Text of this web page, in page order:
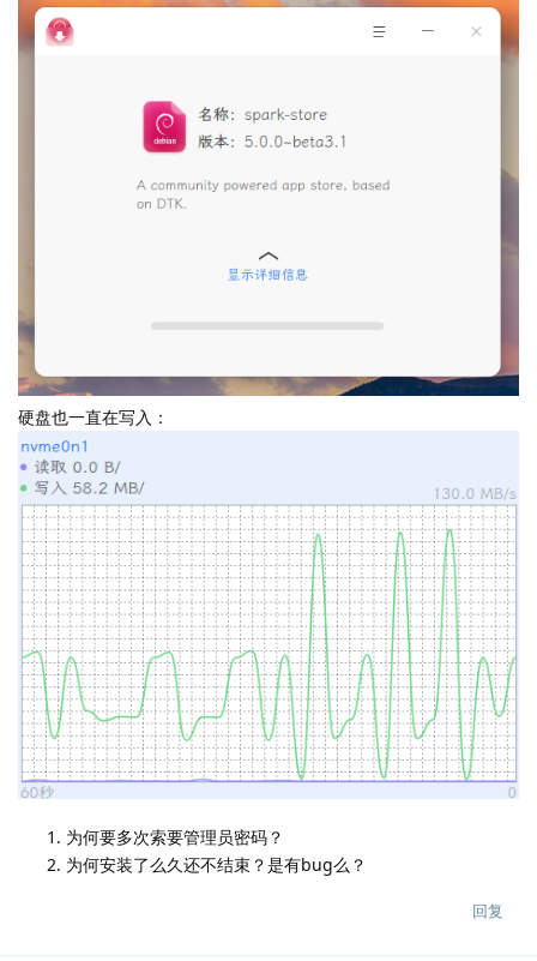
硬盘也一直在写入：
为何要多次索要管理员密码？
为何安装了么久还不结束？是有bug么？
回复